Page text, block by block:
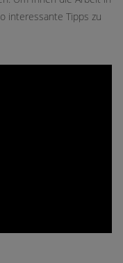
interessante Tipps zu